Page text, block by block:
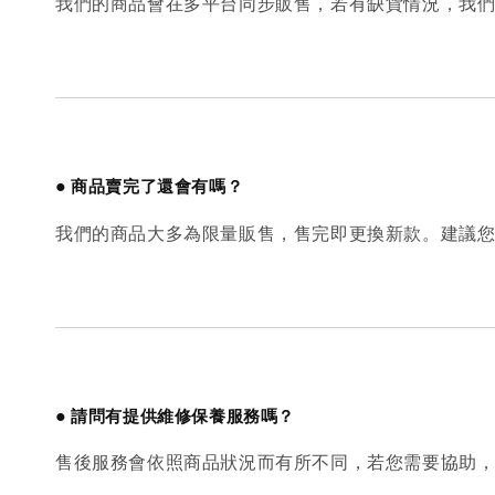
●商品賣完了還會有嗎？
我們的商品大多為限量販售，售完即更換新款。建議
●請問有提供維修保養服務嗎？
售後服務會依照商品狀況而有所不同，若您需要協助